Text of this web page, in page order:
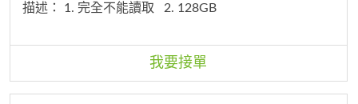
描述： 1. 完全不能讀取 2. 128GB
我要接單